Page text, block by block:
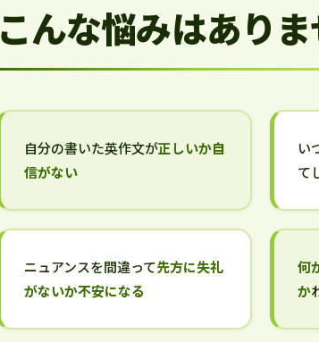
こんな悩みはあり
自分の書いた英作文が正しいか自
信がない
い
て
ニュアンスを間違って先方に失礼
がないか不安になる
何
か